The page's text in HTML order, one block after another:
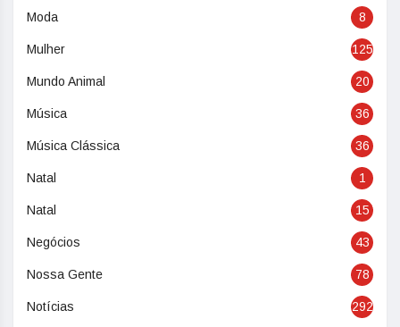
Moda 8
Mulher 125
Mundo Animal 20
Música 36
Música Clássica 36
Natal 1
Natal 15
Negócios 43
Nossa Gente 78
Notícias 292